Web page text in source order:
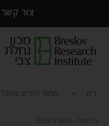
צור קשר
בית מחזור החיים:
בריאות - הגוף והנפש